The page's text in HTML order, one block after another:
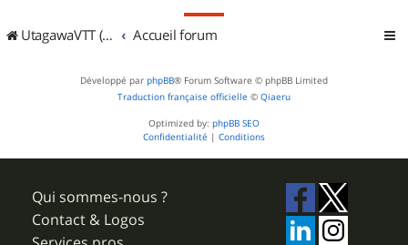
UtagawaVTT (Randos VTT et VTTAE avec traces GPS) Accueil forum
Développé par phpBB® Forum Software © phpBB Limited
Traduction française officielle © Qiaeru
Optimized by: phpBB SEO
Confidentialité | Conditions
Qui sommes-nous ?
Contact & Logos